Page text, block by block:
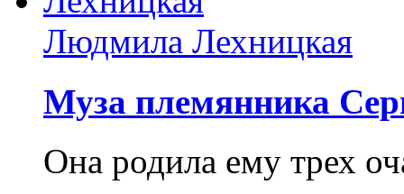
Людмила Лехницкая
Муза племянника
Она родила ему трех